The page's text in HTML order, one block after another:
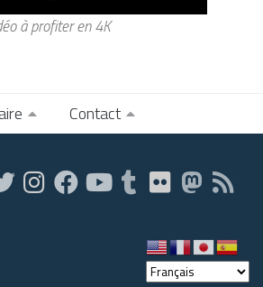
à profiter en 4K
Contact